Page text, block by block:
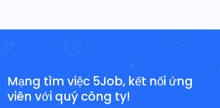
Mạng tìm việc 5Job, kết nối ứng
viên với quý công ty!